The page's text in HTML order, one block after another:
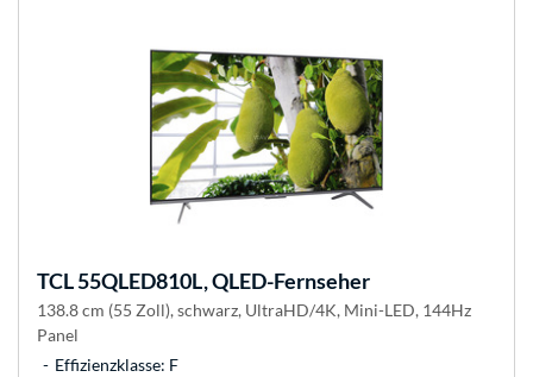
TCL55QLED810L, QLED-Fernseher
138.8 cm (55 Zoll), schwarz, UltraHD/4K, Mini-LED, 144Hz
Panel
Effizienzklasse: F